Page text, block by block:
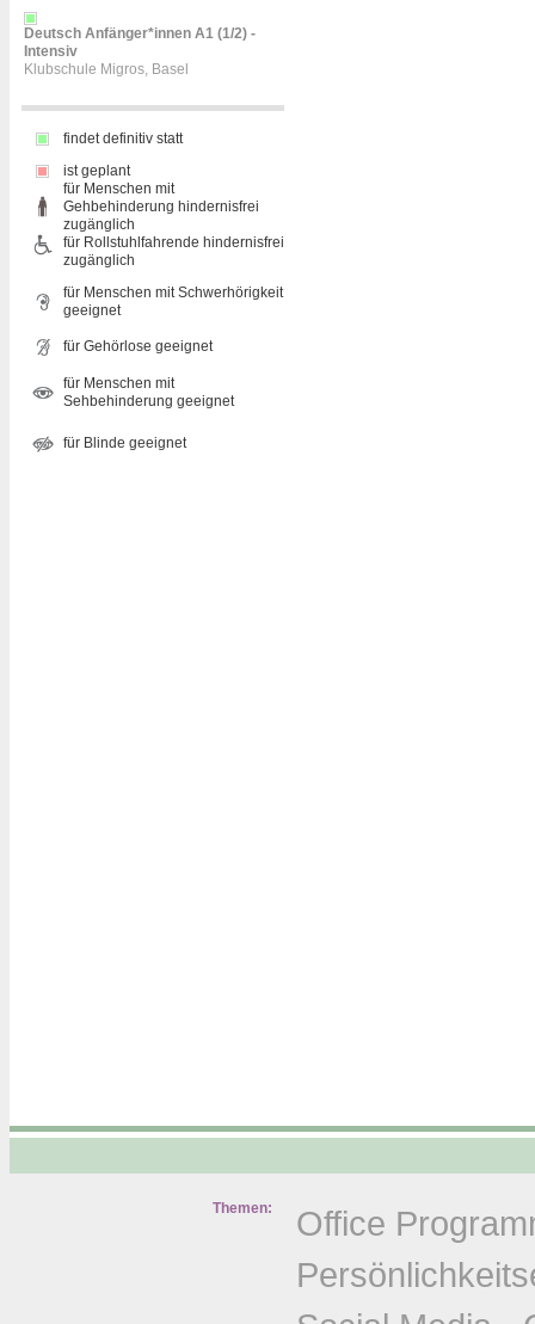
Deutsch Anfänger*innen A1 (1/2) -
Intensiv
Klubschule Migros, Basel
findet definitiv statt
ist geplant
für Menschen mit
Gehbehinderung hindernisfrei
zugänglich
für Rollstuhlfahrende hindernisfrei
zugänglich
für Menschen mit Schwerhörigkeit
geeignet
für Gehörlose geeignet
für Menschen mit
Sehbehinderung geeignet
für Blinde geeignet
Themen:
Office